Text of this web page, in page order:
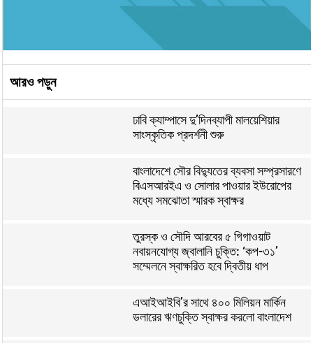
আরও পড়ুন
ঢাবি ক্যাম্পাসে দু’দিনব্যাপী মালয়েশিয়ার
সাংস্কৃতিক প্রদর্শনী শুরু
বাংলাদেশে সৌর বিদ্যুতের ব্যবসা সম্প্রসারণে
বিএসআরইএ ও সোলার পাওয়ার ইউরোপের
মধ্যে সমঝোতা স্মারক স্বাক্ষর
তুরস্ক ও সৌদি আরবের ৫ গিগাওয়াট
নবায়নযোগ্য জ্বালানি চুক্তি: ‘কপ-৩১’
সম্মেলনে স্বাক্ষরিত হবে দ্বিতীয় ধাপ
এআইআইবি’র সাথে ৪০০ মিলিয়ন মার্কিন
ডলারের ঋণচুক্তি স্বাক্ষর করলো বাংলাদেশ